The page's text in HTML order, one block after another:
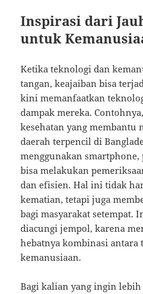
Inspirasi dari
untuk
Ketika teknologi dan
tangan, keajaiban bisa
kini memanfaatkan
dampak mereka.
kesehatan yang membantu
daerah terpencil di
menggunakan smartphone,
bisa melakukan
dan efisien. Hal ini tidak
kematian, tetapi juga
bagi masyarakat setempat.
diacungi jempol, karena
hebatnya kombinasi antara
kemanusiaan.
Bagi kalian yang ingin